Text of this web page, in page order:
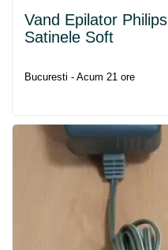
Vand Epilator Philips
Satinele Soft
Bucuresti - Acum 21 ore